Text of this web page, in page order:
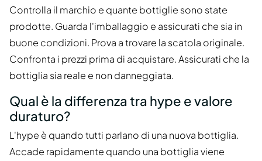
Controlla il marchio e quante bottiglie sono state
prodotte. Guarda l'imballaggio e assicurati che sia in
buone condizioni. Prova a trovare la scatola originale.
Confronta i prezzi prima di acquistare. Assicurati che la
bottiglia sia reale e non danneggiata.
Qual è la differenza tra hype e valore
duraturo?
L'hype è quando tutti parlano di una nuova bottiglia.
Accade rapidamente quando una bottiglia viene